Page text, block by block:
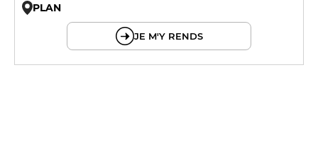
PLAN
JE M'Y RENDS